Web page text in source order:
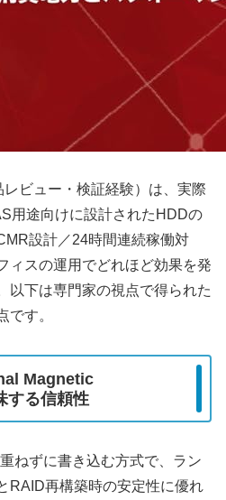
ビュー・検証経験）は、実際
用途向けに設計されたHDDの
設計／24時間連続稼働対
ィスの運用でどれほど効果を発
以下は専門家の視点で得られた
です。
Magnetic
する信頼性
ねずに書き込む方式で、ラン
RAID再構築時の安定性に優れ